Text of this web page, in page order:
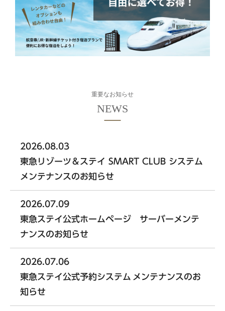
東急ステイメルキュール大阪なんば
東急ステイ大阪本町
東急ステイ京都阪井座(四条河原町)
東急ステイ京都三条烏丸
東急ステイメルキュール広島
（2026年5月オープン） 【外部リンク】
Hotel information
東急ステイメルキュール広島の
SMART CLUB予約はこちら
九州・沖縄エリア
東急ステイ福岡天神
重要なお知らせ
2026.08.03
東急リゾーツ＆ステイ SMART CLUB システム
メンテナンスのお知らせ
2026.07.09
東急ステイ公式ホームページ サーバーメンテ
ナンスのお知らせ
2026.07.06
東急ステイ公式予約システム メンテナンスのお
知らせ